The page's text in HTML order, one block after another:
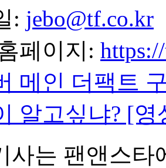
: jebo@tf.co.kr
페이지:
메인 더팩트
알고싶냐? [
사는 팬앤스타